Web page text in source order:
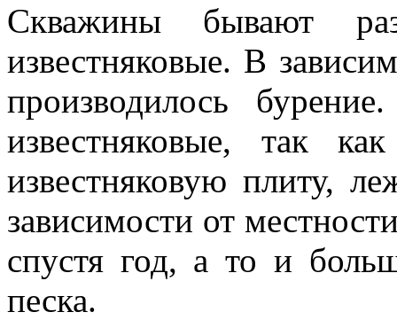
Скважины бывают
известняковые. В
производилось
известняковые, так
известняковую плиту,
зависимости от
спустя год, а то и
песка.